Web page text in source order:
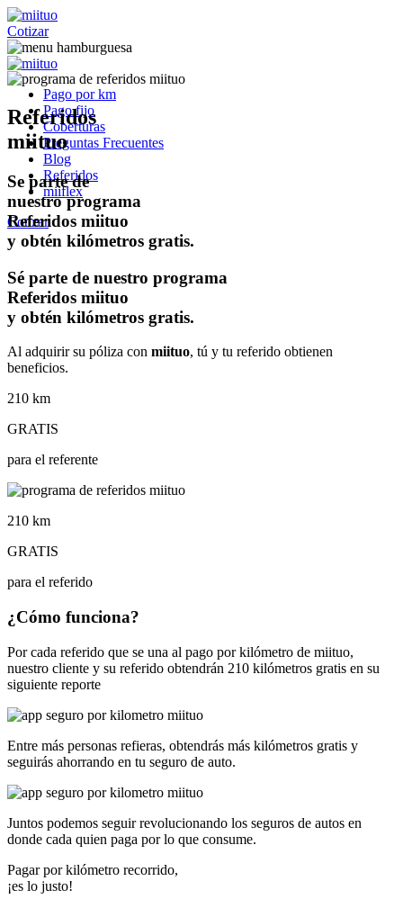
Cotizar
Pago por km
Pago fijo
Coberturas
Preguntas Frecuentes
Blog
Referidos
miiflex
Cotizar
Referidos
miituo
Se parte de
nuestro programa
Referidos miituo
y obtén kilómetros gratis.
Sé parte de nuestro programa
Referidos miituo
y obtén kilómetros gratis.
Al adquirir su póliza con miituo, tú y tu referido obtienen
beneficios.
210 km
GRATIS
para el referente
210 km
GRATIS
para el referido
¿Cómo funciona?
Por cada referido que se una al pago por kilómetro de miituo,
nuestro cliente y su referido obtendrán 210 kilómetros gratis en su
siguiente reporte
Entre más personas refieras, obtendrás más kilómetros gratis y
seguirás ahorrando en tu seguro de auto.
Juntos podemos seguir revolucionando los seguros de autos en
donde cada quien paga por lo que consume.
Pagar por kilómetro recorrido,
¡es lo justo!